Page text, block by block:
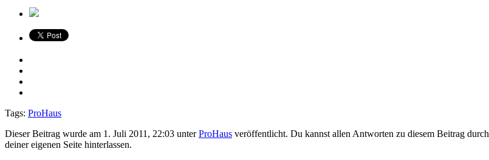
Tags: ProHaus
Dieser Beitrag wurde am 1. Juli 2011, 22:03 unterProHaus veröffentlicht. Du kannst allen Antworten zu diesem Beitrag durch
deiner eigenen Seite hinterlassen.